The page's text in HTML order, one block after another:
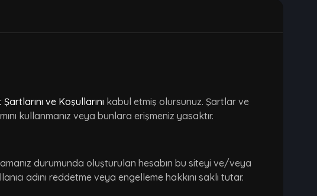
Şartlarını ve Koşullarını kabul etmiş olursunuz. Şartlar ve
kullanmanız veya bunlara erişmeniz yasaktır.
durumunda oluşturulan hesabın bu siteyi ve/veya
adını reddetme veya engelleme hakkını saklı tutar.